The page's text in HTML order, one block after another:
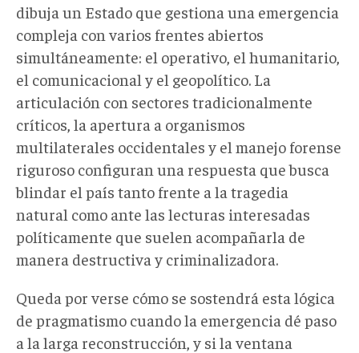
dibuja un Estado que gestiona una emergencia
compleja con varios frentes abiertos
simultáneamente: el operativo, el humanitario,
el comunicacional y el geopolítico. La
articulación con sectores tradicionalmente
críticos, la apertura a organismos
multilaterales occidentales y el manejo forense
riguroso configuran una respuesta que busca
blindar el país tanto frente a la tragedia
natural como ante las lecturas interesadas
políticamente que suelen acompañarla de
manera destructiva y criminalizadora.
Queda por verse cómo se sostendrá esta lógica
de pragmatismo cuando la emergencia dé paso
a la larga reconstrucción, y si la ventana